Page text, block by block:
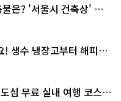
은? '서울시 건축상' 수
! 생수 냉장고부터 해피소
심 무료 실내 여행 코스